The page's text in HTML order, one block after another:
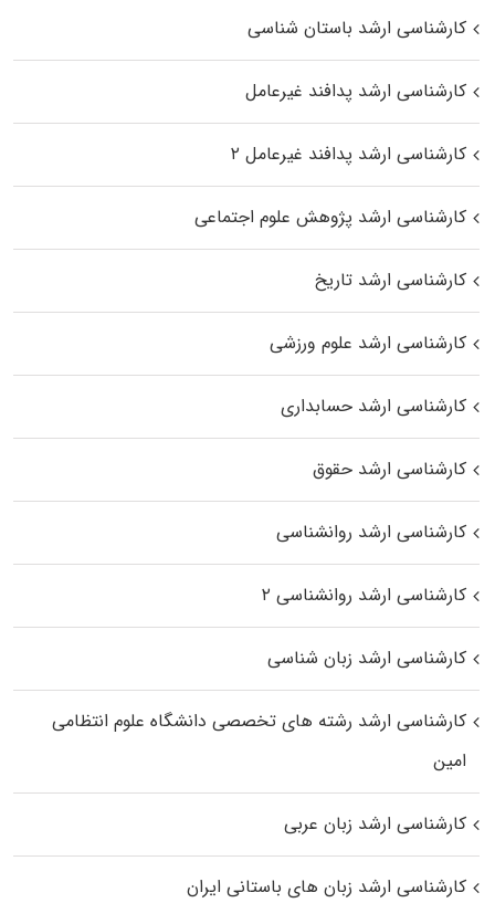
کارشناسی ارشد باستان شناسی
کارشناسی ارشد پدافند غیرعامل
کارشناسی ارشد پدافند غیرعامل ۲
کارشناسی ارشد پژوهش علوم اجتماعی
کارشناسی ارشد تاریخ
کارشناسی ارشد علوم ورزشی
کارشناسی ارشد حسابداری
کارشناسی ارشد حقوق
کارشناسی ارشد روانشناسی
کارشناسی ارشد روانشناسی ۲
کارشناسی ارشد زبان شناسی
کارشناسی ارشد رﺷﺘﻪ ﻫﺎی تخصصی داﻧﺸﮕﺎه ﻋﻠﻮم انتظامی
اﻣﻴﻦ
کارشناسی ارشد زبان عربی
کارشناسی ارشد زبان‌ های باستانی ایران